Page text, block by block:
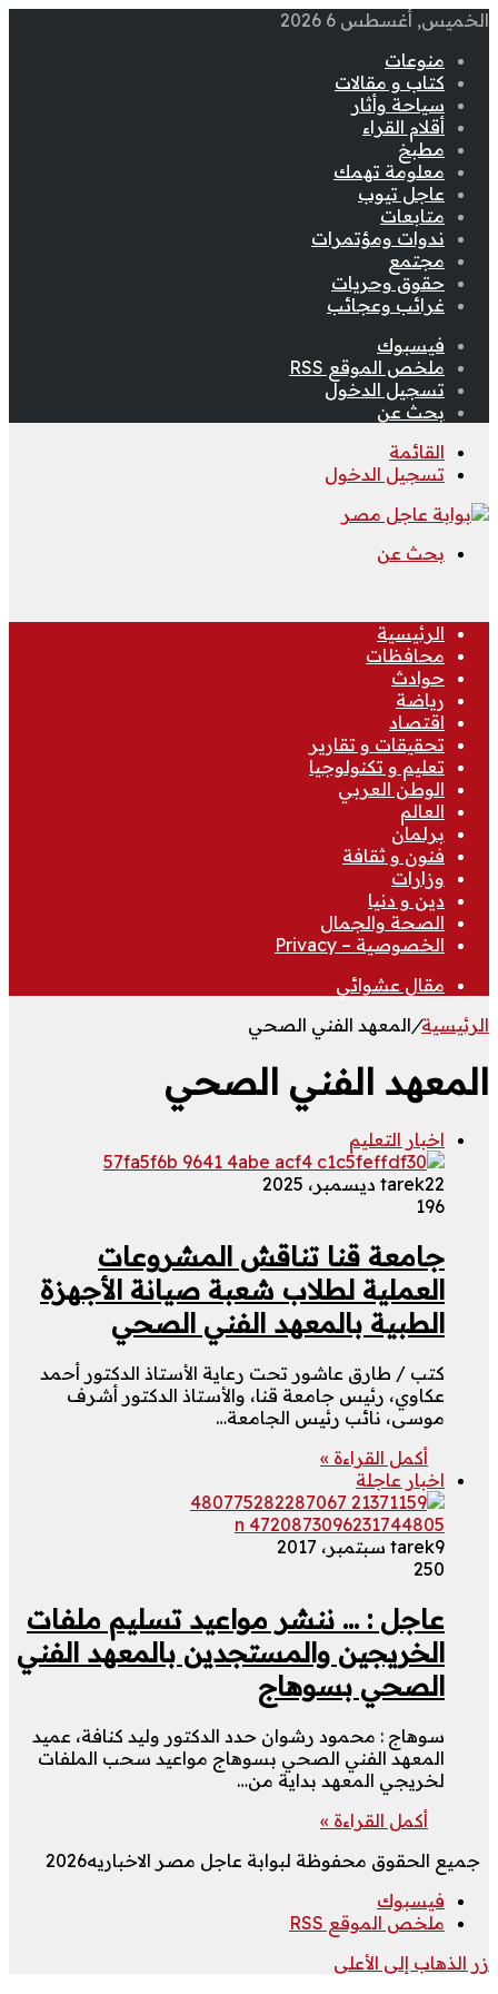
الخميس, أغسطس 6 2026
منوعات
كتاب و مقالات
سياحة وأثار
أقلام القراء
مطبخ
معلومة تهمك
عاجل تيوب
متابعات
ندوات ومؤتمرات
مجتمع
حقوق وحريات
غرائب وعجائب
فيسبوك
ملخص الموقع RSS
تسجيل الدخول
بحث عن
القائمة
تسجيل الدخول
بحث عن
الرئيسية
محافظات
حوادث
رياضة
اقتصاد
تحقيقات و تقارير
تعليم و تكنولوجيا
الوطن العربي
العالم
برلمان
فنون و ثقافة
وزارات
دين و دنيا
الصحة والجمال
الخصوصية – Privacy
مقال عشوائي
الرئيسية/المعهد الفني الصحي
المعهد الفني الصحي
اخبار التعليم
tarek22 ديسمبر، 2025
196
جامعة قنا تناقش المشروعات
العملية لطلاب شعبة صيانة الأجهزة
الطبية بالمعهد الفني الصحي
كتب / طارق عاشور تحت رعاية الأستاذ الدكتور أحمد
عكاوي، رئيس جامعة قنا، والأستاذ الدكتور أشرف
موسى، نائب رئيس الجامعة…
أكمل القراءة »
اخبار عاجلة
tarek9 سبتمبر، 2017
250
عاجل : … ننشر مواعيد تسليم ملفات
الخريجين والمستجدين بالمعهد الفني
الصحي بسوهاج
سوهاج : محمود رشوان حدد الدكتور وليد كنافة، عميد
المعهد الفني الصحي بسوهاج مواعيد سحب الملفات
لخريجي المعهد بداية من…
أكمل القراءة »
جميع الحقوق محفوظة لبوابة عاجل مصر الاخباريه2026
فيسبوك
ملخص الموقع RSS
زر الذهاب إلى الأعلى